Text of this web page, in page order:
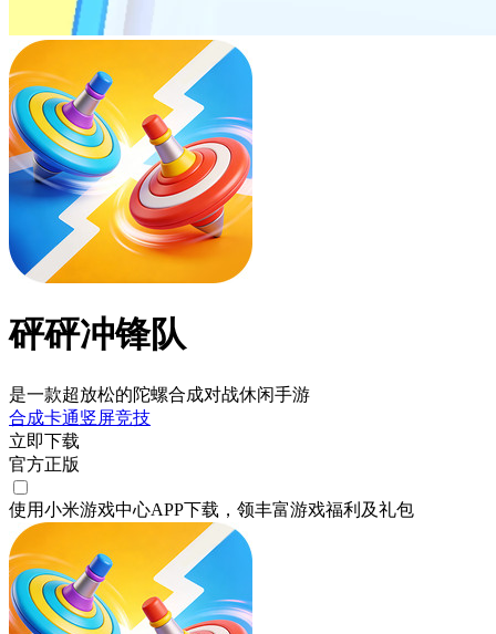
砰砰冲锋队
是一款超放松的陀螺合成对战休闲手游
合成卡通竖屏竞技
立即下载
官方正版
使用小米游戏中心APP下载 ，领丰富游戏福利 及礼包